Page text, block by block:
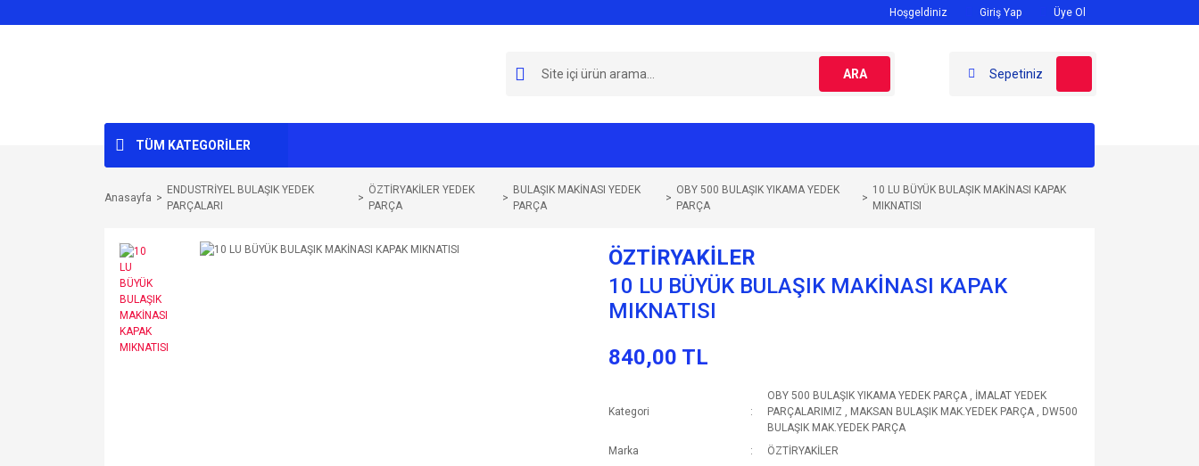
Hoşgeldiniz Giriş Yap Üye Ol
ARA Sepetiniz
TÜM KATEGORİLER
Anasayfa
ENDUSTRİYEL BULAŞIK YEDEK
PARÇALARI
ÖZTİRYAKİLER YEDEK
PARÇA
BULAŞIK MAKİNASI YEDEK
PARÇA
OBY 500 BULAŞIK YIKAMA YEDEK
PARÇA
10 LU BÜYÜK BULAŞIK MAKİNASI KAPAK
MIKNATISI
ÖZTİRYAKİLER
10 LU BÜYÜK BULAŞIK MAKİNASI KAPAK
MIKNATISI
840,00 TL
Kategori
OBY 500 BULAŞIK YIKAMA YEDEK PARÇA , İMALAT YEDEK
PARÇALARIMIZ , MAKSAN BULAŞIK MAK.YEDEK PARÇA , DW500
BULAŞIK MAK.YEDEK PARÇA
Marka
ÖZTİRYAKİLER